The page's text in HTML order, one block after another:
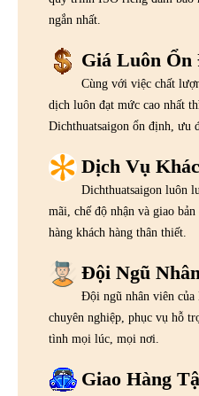
ngắn nhất.
Giá Luôn
Cùng với việc chất
dịch luôn đạt mức cao nhất
Dichthuatsaigon ổn định, ưu
Dịch Vụ
Dichthuatsaigon luôn
mãi, chế độ nhận và giao
hàng khách hàng thân thiết.
Đội Ngũ
Đội ngũ nhân viên của
chuyên nghiệp, phục vụ hỗ
tình mọi lúc, mọi nơi.
Giao Hàng